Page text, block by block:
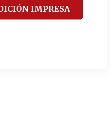
IMPRESA